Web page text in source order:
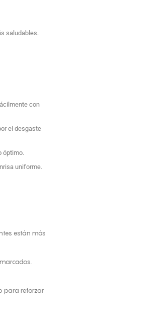
saludables.
con
el desgaste
óptimo.
uniforme.
están más
para reforzar